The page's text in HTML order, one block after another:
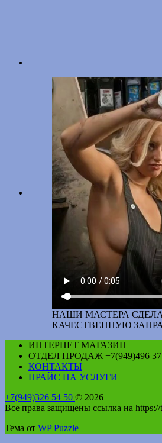
НАШИ МАСТЕРА
КАЧЕСТВЕННУЮ
ИНТЕРНЕТ МАГАЗИН
ОТДЕЛ ПРОДАЖ +7(949)496 37
КОНТАКТЫ
ПРАЙС НА УСЛУГИ
+7(949)326 54 50 © 2026
Все права защищены ссылка на https://
Тема от WP Puzzle